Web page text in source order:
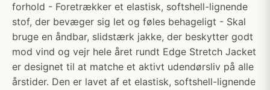
forhold - Foretrækker et elastisk, softshell-lignende
stof, der bevæger sig let og føles behageligt - Skal
bruge en åndbar, slidstærk jakke, der beskytter godt
mod vind og vejr hele året rundt Edge Stretch Jacket
er designet til at matche et aktivt udendørsliv på alle
årstider. Den er lavet af et elastisk, softshell-lignende